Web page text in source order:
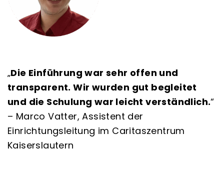
„Die Einführung war sehr offen und
transparent. Wir wurden gut begleitet
und die Schulung war leicht verständlich.“
– Marco Vatter, Assistent der
Einrichtungsleitung im Caritaszentrum
Kaiserslautern